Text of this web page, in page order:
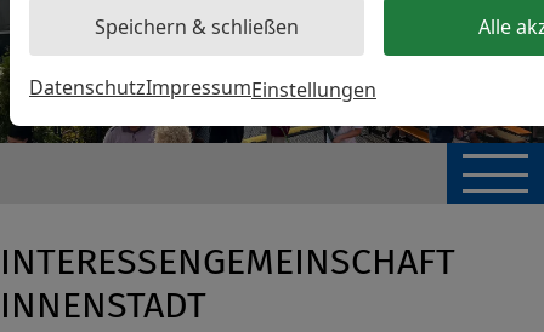
Speichern & schließen
Alle
DatenschutzImpressumEinstellungen
INTERESSENGEMEINSCHAFT
INNENSTADT